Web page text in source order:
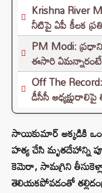
Krishna River
నీటిపై ఏపీ కీలక
PM Modi:
ఈసారి
Off The
డీసీసీ అధ్యక్షురాలిపై
సాయికుమార్‌ అక్కడికి
హత్య చేసి మృతదేహాన్ని
కెమెరా, సామగ్రిని
తెలియకపోవడంతో